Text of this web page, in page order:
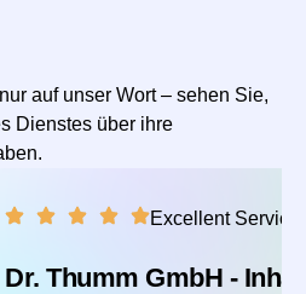
auf unser Wort – sehen Sie,
Dienstes über ihre
Service
- Inhaber Florian